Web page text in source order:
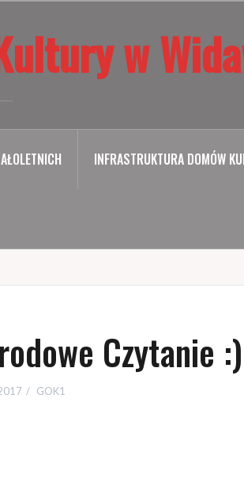
w
INFRASTRUKTURA DOMÓW
Czytanie :)
GOK1